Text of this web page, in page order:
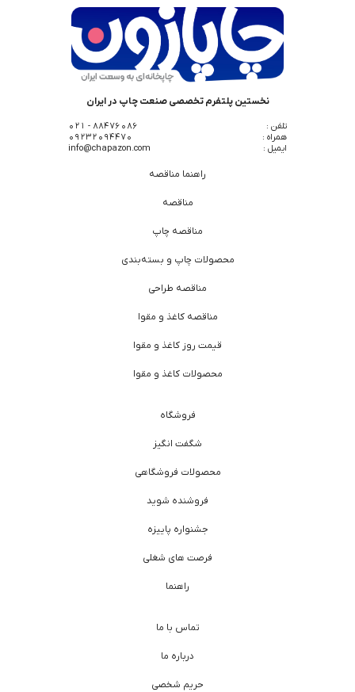
نخستین پلتفرم تخصصی صنعت چاپ در ایران
تلفن :
88476086 - 021
همراه :
09232094470
ایمیل :
info@chapazon.com
راهنما مناقصه
مناقصه
مناقصه چاپ
محصولات چاپ و بسته‌بندی
مناقصه طراحی
مناقصه کاغذ و مقوا
قیمت روز کاغذ و مقوا
محصولات کاغذ و مقوا
فروشگاه
شگفت انگیز
محصولات فروشگاهی
فروشنده شوید
جشنواره پاییزه
فرصت های شغلی
راهنما
تماس با ما
درباره ما
حریم شخصی